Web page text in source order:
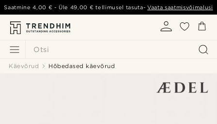
Otsi
Saatmine4,00 € - Üle 49,00 € tellimusel tasuta-Vaata saatmisvõimalusi
Käevõrud Hõbedased käevõrud